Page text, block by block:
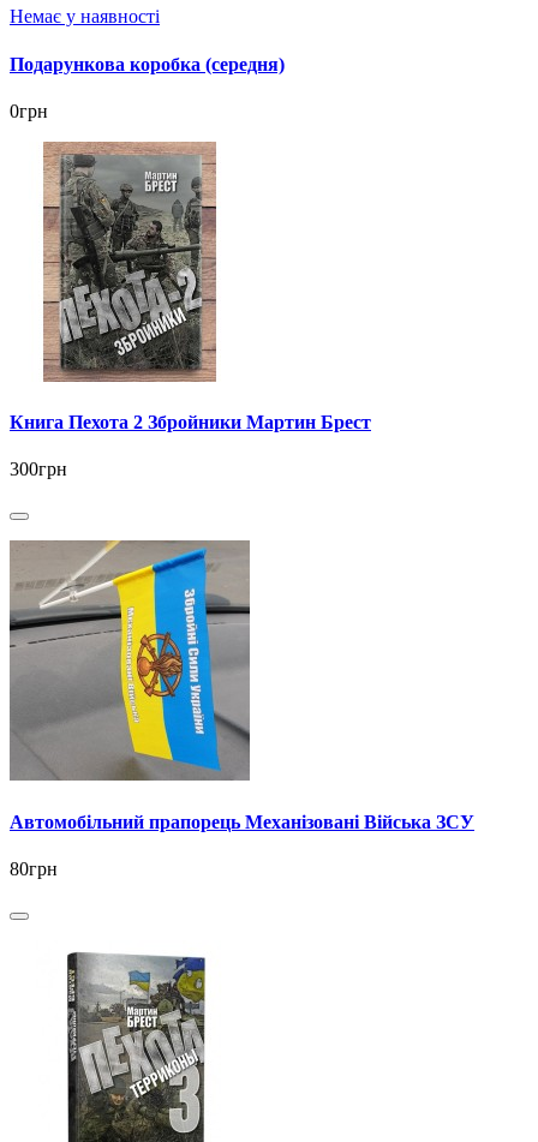
Немає у наявності
Подарункова коробка (середня)
0грн
Книга Пехота 2 Збройники Мартин Брест
300грн
Автомобільний прапорець Механізовані Війська ЗСУ
80грн